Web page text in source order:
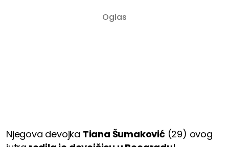
Njegova devojka Tiana Šumaković(29) ovog